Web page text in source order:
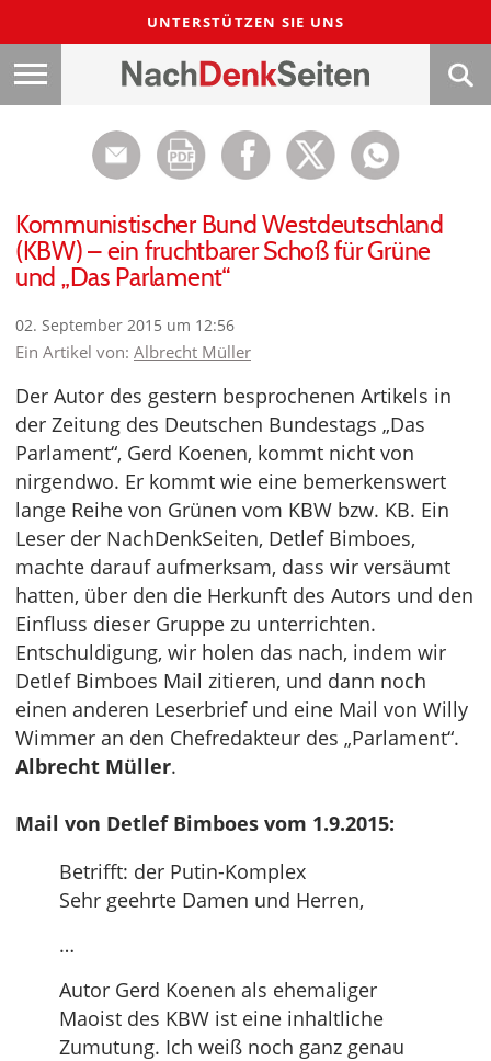
UNTERSTÜTZEN SIE UNS
Kommunistischer Bund Westdeutschland
(KBW) – ein fruchtbarer Schoß für Grüne
und „Das Parlament“
02. September 2015 um 12:56
Ein Artikel von: Albrecht Müller
Der Autor des gestern besprochenen Artikels in
der Zeitung des Deutschen Bundestags „Das
Parlament“, Gerd Koenen, kommt nicht von
nirgendwo. Er kommt wie eine bemerkenswert
lange Reihe von Grünen vom KBW bzw. KB. Ein
Leser der NachDenkSeiten, Detlef Bimboes,
machte darauf aufmerksam, dass wir versäumt
hatten, über den die Herkunft des Autors und den
Einfluss dieser Gruppe zu unterrichten.
Entschuldigung, wir holen das nach, indem wir
Detlef Bimboes Mail zitieren, und dann noch
einen anderen Leserbrief und eine Mail von Willy
Wimmer an den Chefredakteur des „Parlament“.
Albrecht Müller.
Mail von Detlef Bimboes vom 1.9.2015:
Betrifft: der Putin-Komplex
Sehr geehrte Damen und Herren,
…
Autor Gerd Koenen als ehemaliger
Maoist des KBW ist eine inhaltliche
Zumutung. Ich weiß noch ganz genau